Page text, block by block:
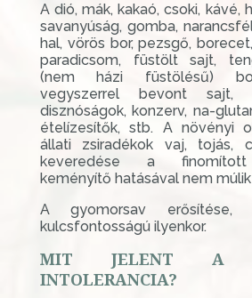
A dió, mák, kakaó, csoki, kávé,
savanyúság, gomba,
hal, vörös bor, pezsgő,
paradicsom, füstölt sajt,
(nem házi füstölésű)
vegyszerrel bevont sajt,
disznóságok, konzerv, na-
ételízesítők, stb. A növényi
állati zsiradékok vaj, tojás,
keveredése a finomított
keményítő hatásával nem
A gyomorsav erősítése,
kulcsfontosságú ilyenkor.
MIT JELENT A
INTOLERANCIA?